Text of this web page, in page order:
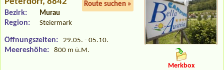
Route suchen »
Bezirk: Murau
Region: Steiermark
Öffnungszeiten: 29.05. - 05.10.
Meereshöhe: 800 m ü.M.
Merkbox